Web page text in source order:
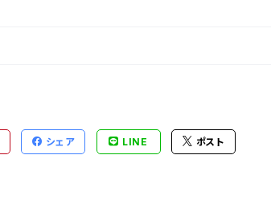
シェア LINE ポスト